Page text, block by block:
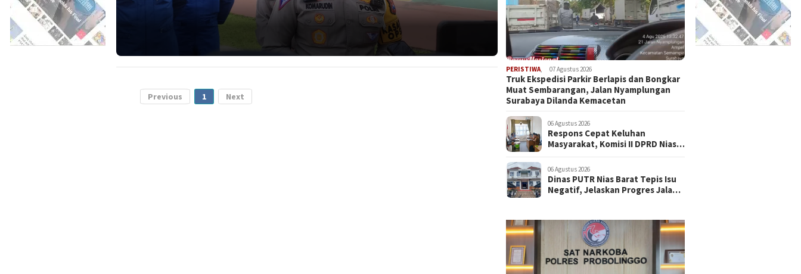
Previous 1 Next
PERISTIWA, 07 Agustus 2026
Truk Ekspedisi Parkir Berlapis dan Bongkar
Muat Sembarangan, Jalan Nyamplungan
Surabaya Dilanda Kemacetan
06 Agustus 2026
Respons Cepat Keluhan
Masyarakat, Komisi II DPRD Nias
Pembangunan RSU Cerah Medika
.
06 Agustus 2026
Dinas PUTR Nias Barat Tepis Isu
Negatif, Jelaskan Progres Jalan